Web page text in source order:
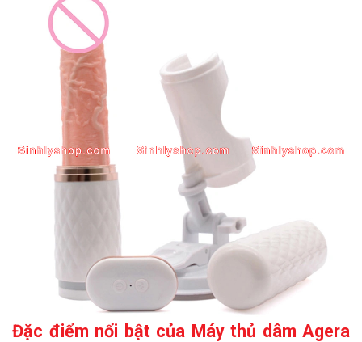
Đặc điểm nổi bật của Máy thủ dâm Agera